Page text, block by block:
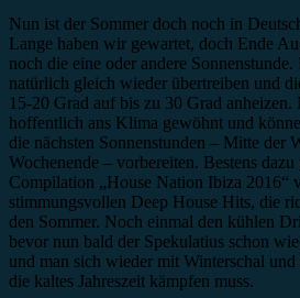
Nun ist der Sommer doch noch in
Lange haben wir gewartet, doch Ende
noch die eine oder andere
natürlich gleich wieder übertreiben und
15-20 Grad auf bis zu 30 Grad
hoffentlich ans Klima gewöhnt und
die nächsten Sonnenstunden – Mitte der
Wochenende – vorbereiten. Bestens dazu
Compilation „House Nation Ibiza
stimmungsvollen Deep House Hits, die
den Sommer. Noch einmal den kühlen
bevor nun bald der Spekulatius schon
und man sich wieder mit Winterschal
die kaltes Jahreszeit kämpfen muss.